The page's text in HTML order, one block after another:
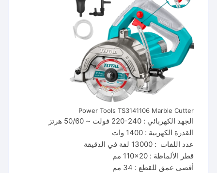
Power Tools TS3141106 Marble Cutter
الجهد الكهربائي : ‎220-240 فولت ~ 50/60 هرتز‎
القدرة الكهربية : ‎1400 وات‎
عدد اللفات : ‎13000 لفة في الدقيقة‎
قطر الألماظة : ‎110×20 مم‎
أقصى عمق للقطع : ‎34 مم‎